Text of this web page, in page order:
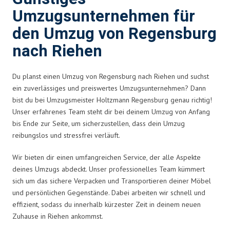
Umzugsunternehmen für
den Umzug von Regensburg
nach Riehen
Du planst einen Umzug von Regensburg nach Riehen und suchst
ein zuverlässiges und preiswertes Umzugsunternehmen? Dann
bist du bei Umzugsmeister Holtzmann Regensburg genau richtig!
Unser erfahrenes Team steht dir bei deinem Umzug von Anfang
bis Ende zur Seite, um sicherzustellen, dass dein Umzug
reibungslos und stressfrei verläuft.
Wir bieten dir einen umfangreichen Service, der alle Aspekte
deines Umzugs abdeckt. Unser professionelles Team kümmert
sich um das sichere Verpacken und Transportieren deiner Möbel
und persönlichen Gegenstände. Dabei arbeiten wir schnell und
effizient, sodass du innerhalb kürzester Zeit in deinem neuen
Zuhause in Riehen ankommst.